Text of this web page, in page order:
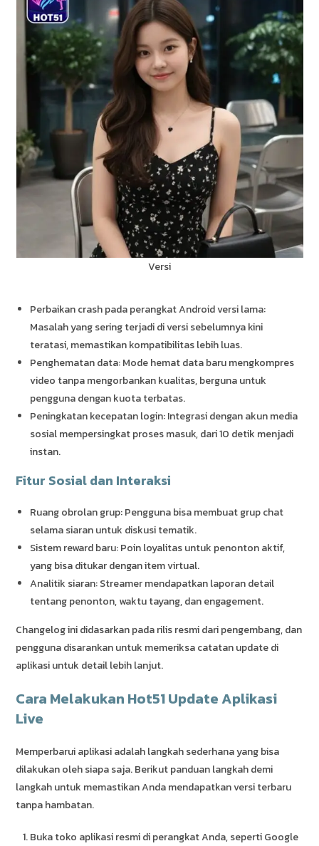
Versi
Perbaikan crash pada perangkat Android versi lama:
Masalah yang sering terjadi di versi sebelumnya kini
teratasi, memastikan kompatibilitas lebih luas.
Penghematan data: Mode hemat data baru mengkompres
video tanpa mengorbankan kualitas, berguna untuk
pengguna dengan kuota terbatas.
Peningkatan kecepatan login: Integrasi dengan akun media
sosial mempersingkat proses masuk, dari 10 detik menjadi
instan.
Fitur Sosial dan Interaksi
Ruang obrolan grup: Pengguna bisa membuat grup chat
selama siaran untuk diskusi tematik.
Sistem reward baru: Poin loyalitas untuk penonton aktif,
yang bisa ditukar dengan item virtual.
Analitik siaran: Streamer mendapatkan laporan detail
tentang penonton, waktu tayang, dan engagement.
Changelog ini didasarkan pada rilis resmi dari pengembang, dan
pengguna disarankan untuk memeriksa catatan update di
aplikasi untuk detail lebih lanjut.
Cara Melakukan Hot51 Update Aplikasi
Live
Memperbarui aplikasi adalah langkah sederhana yang bisa
dilakukan oleh siapa saja. Berikut panduan langkah demi
langkah untuk memastikan Anda mendapatkan versi terbaru
tanpa hambatan.
Buka toko aplikasi resmi di perangkat Anda, seperti Google